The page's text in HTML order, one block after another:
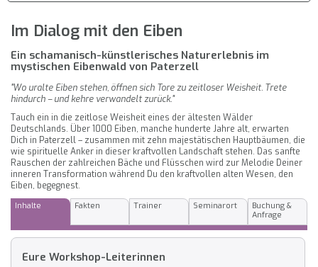
Im Dialog mit den Eiben
Ein schamanisch-künstlerisches Naturerlebnis im
mystischen Eibenwald von Paterzell
"Wo uralte Eiben stehen, öffnen sich Tore zu zeitloser Weisheit. Trete
hindurch – und kehre verwandelt zurück."
Tauch ein in die zeitlose Weisheit eines der ältesten Wälder
Deutschlands. Über 1000 Eiben, manche hunderte Jahre alt, erwarten
Dich in Paterzell – zusammen mit zehn majestätischen Hauptbäumen, die
wie spirituelle Anker in dieser kraftvollen Landschaft stehen. Das sanfte
Rauschen der zahlreichen Bäche und Flüsschen wird zur Melodie Deiner
inneren Transformation während Du den kraftvollen alten Wesen, den
Eiben, begegnest.
Inhalte Fakten Trainer Seminarort
Buchung &
Anfrage
Eure Workshop-Leiterinnen